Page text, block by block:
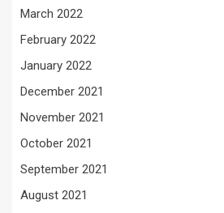
March 2022
February 2022
January 2022
December 2021
November 2021
October 2021
September 2021
August 2021